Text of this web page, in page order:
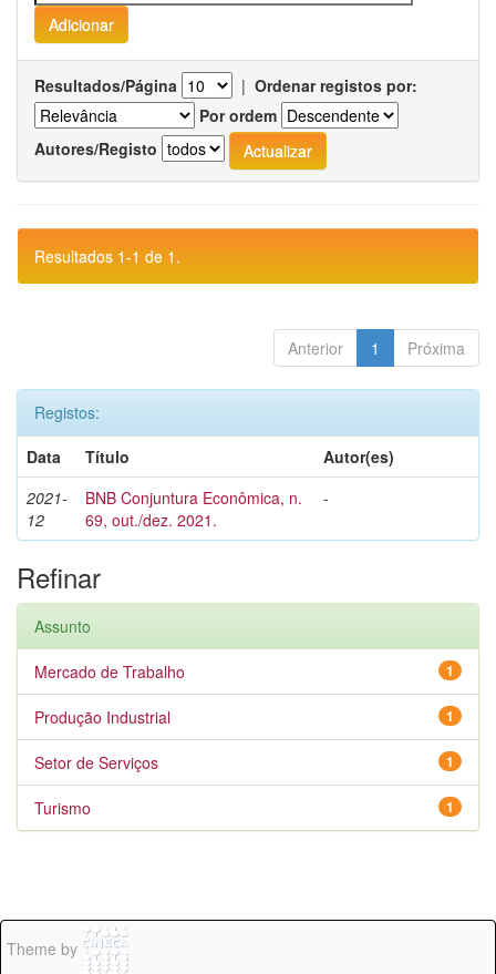
Resultados/Página | Ordenar registos por:
Por ordem
Autores/Registo
Resultados 1-1 de 1.
Anterior 1 Próxima
Registos:
Data
Título
Autor(es)
2021-
12
BNB Conjuntura Econômica, n.
69, out./dez. 2021.
-
Refinar
Assunto
1
Mercado de Trabalho
1
Produção Industrial
1
Setor de Serviços
1
Turismo
Theme by